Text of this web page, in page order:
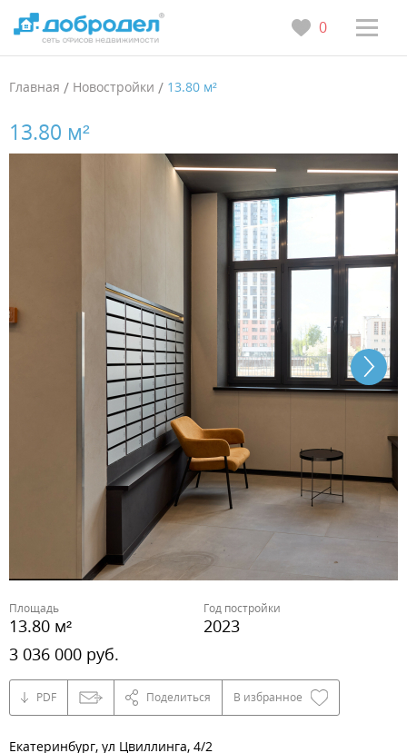
0
Главная / Новостройки / 13.80 м²
13.80 м²
Площадь
13.80 м²
Год постройки
2023
3 036 000 руб.
PDF Поделиться В избранное
Екатеринбург, ул Цвиллинга, 4/2